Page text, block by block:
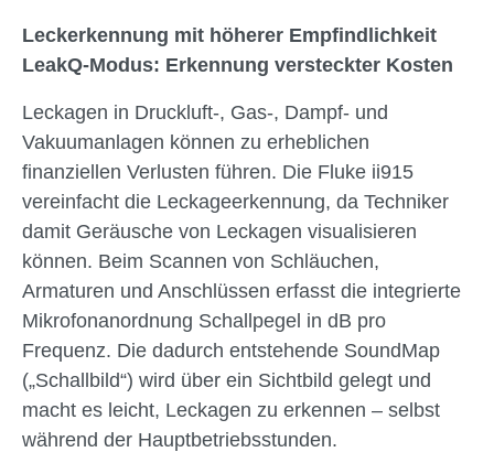
Leckerkennung mit höherer Empfindlichkeit
LeakQ-Modus: Erkennung versteckter Kosten
Leckagen in Druckluft-, Gas-, Dampf- und
Vakuumanlagen können zu erheblichen
finanziellen Verlusten führen. Die Fluke ii915
vereinfacht die Leckageerkennung, da Techniker
damit Geräusche von Leckagen visualisieren
können. Beim Scannen von Schläuchen,
Armaturen und Anschlüssen erfasst die integrierte
Mikrofonanordnung Schallpegel in dB pro
Frequenz. Die dadurch entstehende SoundMap
(„Schallbild“) wird über ein Sichtbild gelegt und
macht es leicht, Leckagen zu erkennen – selbst
während der Hauptbetriebsstunden.